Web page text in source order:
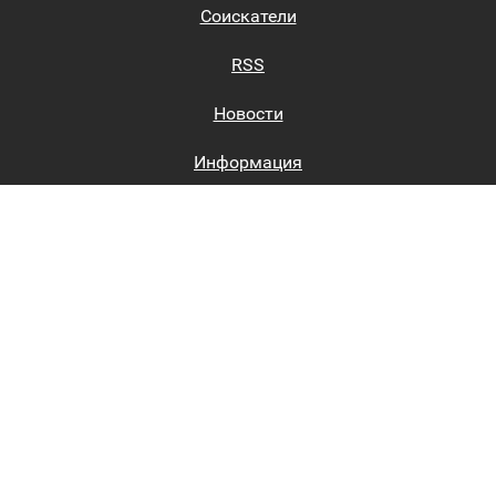
Соискатели
RSS
Новости
Информация